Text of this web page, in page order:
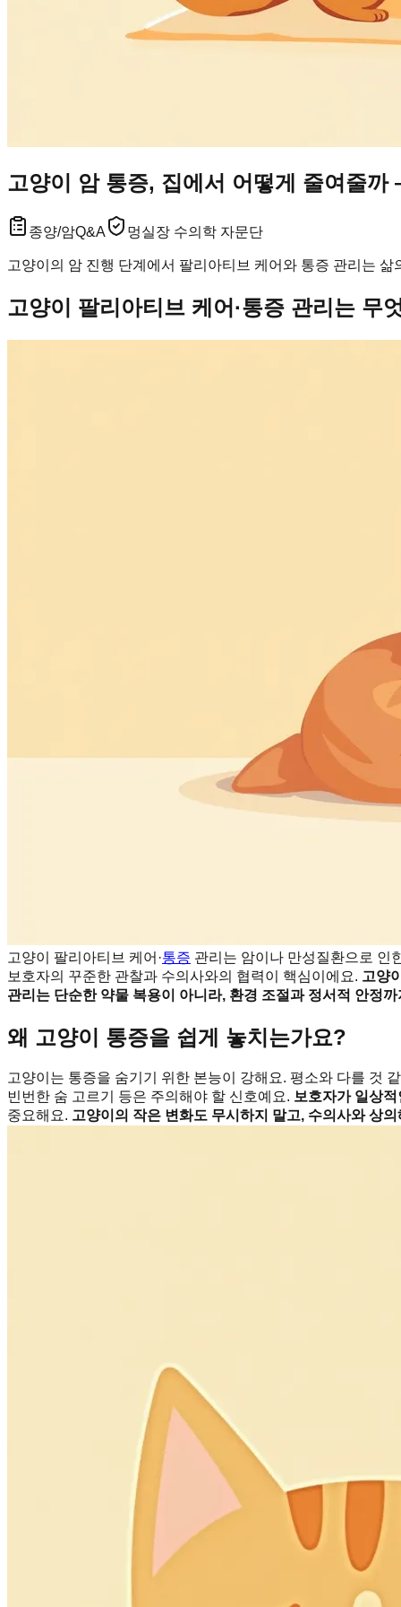
고양이 암 통증, 집에서 어떻게 줄여줄
종양/암Q&A 멍실장 수의학 자문단
고양이의 암 진행 단계에서 팔리아티브 케어와 통증 관리는
고양이 팔리아티브 케어·통증 관리는 무
고양이 팔리아티브 케어·통증 관리는 암이나 만성질환으로 인
보호자의 꾸준한 관찰과 수의사와의 협력이 핵심이에요. 고양
관리는 단순한 약물 복용이 아니라, 환경 조절과 정서적 안정까
왜 고양이 통증을 쉽게 놓치는가요?
고양이는 통증을 숨기기 위한 본능이 강해요. 평소와 다를 것
빈번한 숨 고르기 등은 주의해야 할 신호예요. 보호자가 일상
중요해요. 고양이의 작은 변화도 무시하지 말고, 수의사와 상의